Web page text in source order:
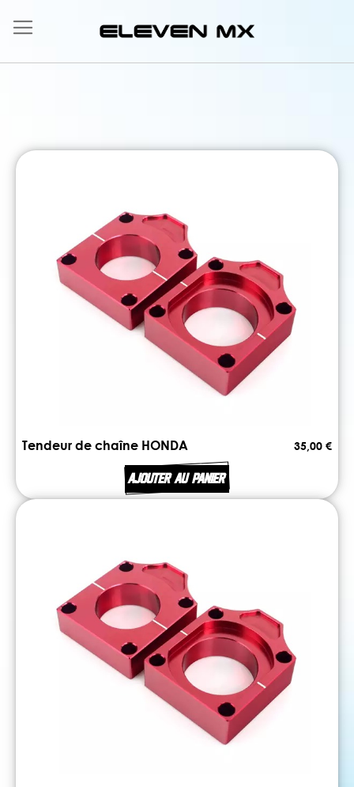
au
contenu
Tendeur de chaîne HONDA 35,00 €
AJOUTER AU PANIER